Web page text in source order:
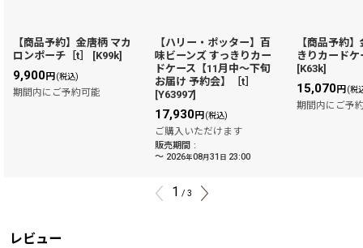
【商品予約】金唐柄 マカ
ロンポーチ［t］
[K99k]
9,900円 (税込)
期間内にご予約可能
【ハリー・ポッター】百
味ビーンズ すっきりカー
ドケース【11月中〜下旬
お届け 予約会】［t］
[Y63997]
17,930円 (税込)
ご購入いただけます
販売期間 :
～ 2026年08月31 日 23:00
【商品予約
きりカード
[K63k]
15,070円 (税
期間内にご予
1 / 3
レビュー